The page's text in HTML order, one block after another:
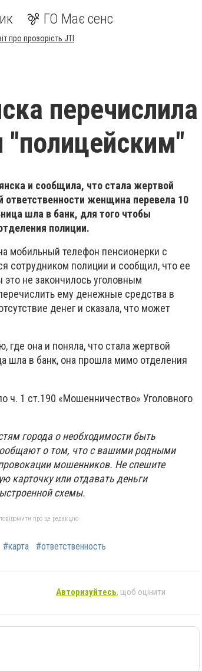
ГО Має сенс
про прозорість JTI
перечислила
и сообщила, что стала жертвой
ответственности женщина перевела 10
шла в банк, для того чтобы
полиции.
мобильный телефон пенсионерки с
сотрудником полиции и сообщил, что ее
не закончилось уголовным
ему денежные средства в
денег и сказала, что может
она и поняла, что стала жертвой
шла в банк, она прошла мимо отделения
ч. 1 ст.190 «Мошенничество» Уголовного
города о необходимости быть
о том, что с вашими родными
мошенников. Не спешите
карточку или отдавать деньги
схемы.
про це редакцію
#карта #ответственность
Авторизуйтесь, щоб оцінити